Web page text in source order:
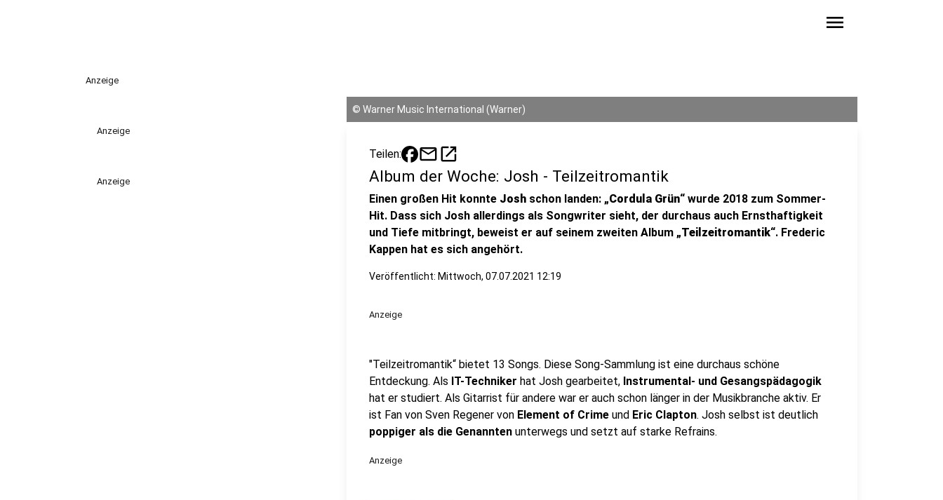
menu
Anzeige
Anzeige
Anzeige
© Warner Music International (Warner)
Teilen: mailopen_in_new
Album der Woche: Josh - Teilzeitromantik
Einen großen Hit konnte Josh schon landen: „Cordula Grün“ wurde 2018 zum Sommer-
Hit. Dass sich Josh allerdings als Songwriter sieht, der durchaus auch Ernsthaftigkeit
und Tiefe mitbringt, beweist er auf seinem zweiten Album „Teilzeitromantik“. Frederic
Kappen hat es sich angehört.
Veröffentlicht: Mittwoch, 07.07.2021 12:19
Anzeige
"Teilzeitromantik“ bietet 13 Songs. Diese Song-Sammlung ist eine durchaus schöne
Entdeckung. Als IT-Techniker hat Josh gearbeitet, Instrumental- und Gesangspädagogik
hat er studiert. Als Gitarrist für andere war er auch schon länger in der Musikbranche aktiv. Er
ist Fan von Sven Regener von Element of Crime und Eric Clapton. Josh selbst ist deutlich
poppiger als die Genannten unterwegs und setzt auf starke Refrains.
Anzeige